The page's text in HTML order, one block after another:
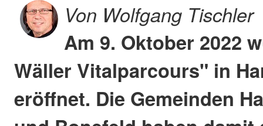
Von Wolfgang Tischler
Am 9. Oktober 2022
Wäller Vitalparcours" in
eröffnet. Die Gemeinden